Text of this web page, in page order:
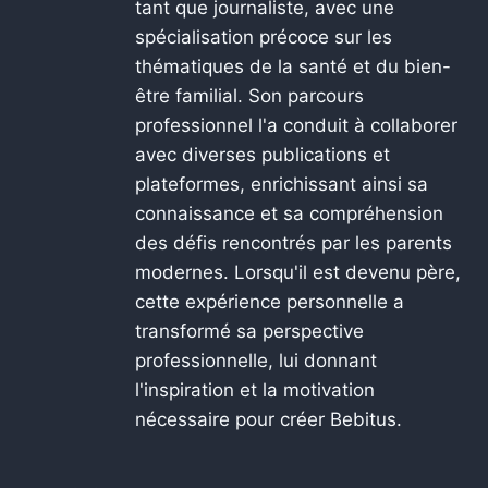
tant que journaliste, avec une
spécialisation précoce sur les
thématiques de la santé et du bien-
être familial. Son parcours
professionnel l'a conduit à collaborer
avec diverses publications et
plateformes, enrichissant ainsi sa
connaissance et sa compréhension
des défis rencontrés par les parents
modernes. Lorsqu'il est devenu père,
cette expérience personnelle a
transformé sa perspective
professionnelle, lui donnant
l'inspiration et la motivation
nécessaire pour créer Bebitus.